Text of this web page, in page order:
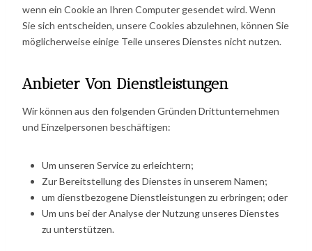
wenn ein Cookie an Ihren Computer gesendet wird. Wenn
Sie sich entscheiden, unsere Cookies abzulehnen, können Sie
möglicherweise einige Teile unseres Dienstes nicht nutzen.
Anbieter Von Dienstleistungen
Wir können aus den folgenden Gründen Drittunternehmen
und Einzelpersonen beschäftigen:
Um unseren Service zu erleichtern;
Zur Bereitstellung des Dienstes in unserem Namen;
um dienstbezogene Dienstleistungen zu erbringen; oder
Um uns bei der Analyse der Nutzung unseres Dienstes
zu unterstützen.